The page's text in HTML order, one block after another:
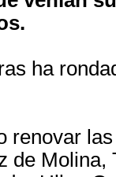
ha
renovar
de Molina,